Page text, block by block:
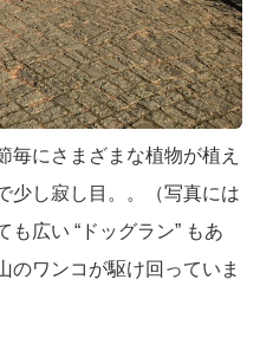
にさまざまな植物が植え
少し寂し目。。（写真には
広い “ドッグラン” もあ
のワンコが駆け回っていま